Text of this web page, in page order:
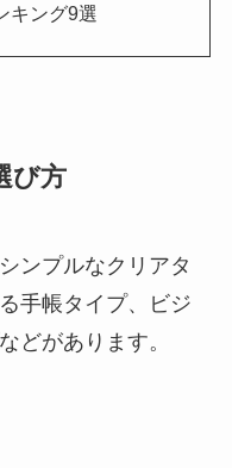
キング9選
び方
ンプルなクリアタ
手帳タイプ、ビジ
どがあります。